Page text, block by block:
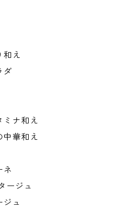
和え
ダ
ミナ和え
中華和え
ネ
ージュ
ジュ